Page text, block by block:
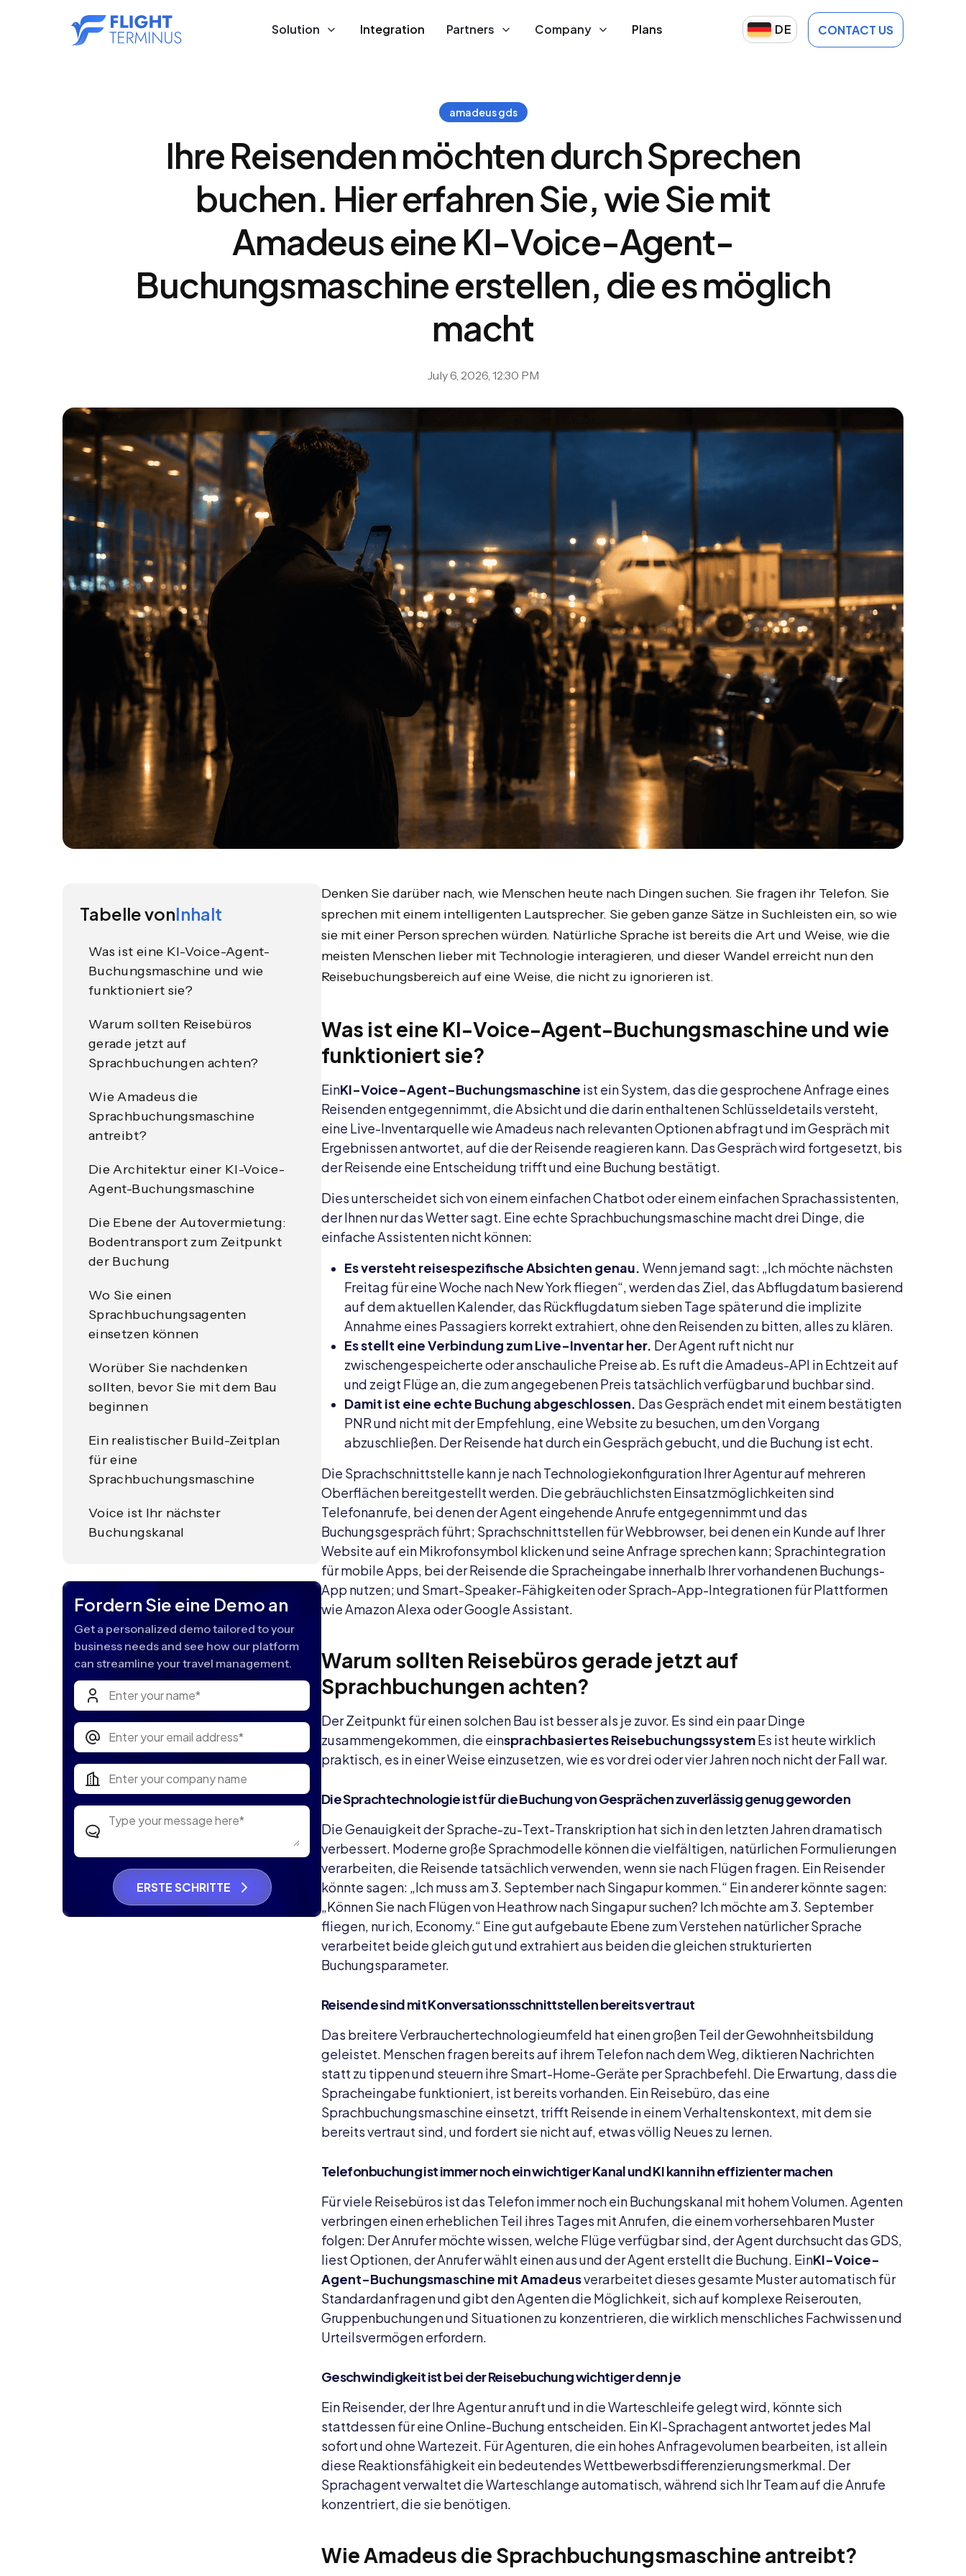
Solution Integration Partners Company Plans DE CONTACT US
amadeus gds
Ihre Reisenden möchten durch Sprechen
buchen. Hier erfahren Sie, wie Sie mit
Amadeus eine KI-Voice-Agent-
Buchungsmaschine erstellen, die es möglich
macht
July 6, 2026, 12:30 PM
Tabelle vonInhalt
Was ist eine KI-Voice-Agent-
Buchungsmaschine und wie
funktioniert sie?
Warum sollten Reisebüros
gerade jetzt auf
Sprachbuchungen achten?
Wie Amadeus die
Sprachbuchungsmaschine
antreibt?
Die Architektur einer KI-Voice-
Agent-Buchungsmaschine
Die Ebene der Autovermietung:
Bodentransport zum Zeitpunkt
der Buchung
Wo Sie einen
Sprachbuchungsagenten
einsetzen können
Worüber Sie nachdenken
sollten, bevor Sie mit dem Bau
beginnen
Ein realistischer Build-Zeitplan
für eine
Sprachbuchungsmaschine
Voice ist Ihr nächster
Buchungskanal
Fordern Sie eine Demo an
Get a personalized demo tailored to your
business needs and see how our platform
can streamline your travel management.
ERSTE SCHRITTE
Denken Sie darüber nach, wie Menschen heute nach Dingen suchen. Sie fragen ihr Telefon. Sie
sprechen mit einem intelligenten Lautsprecher. Sie geben ganze Sätze in Suchleisten ein, so wie
sie mit einer Person sprechen würden. Natürliche Sprache ist bereits die Art und Weise, wie die
meisten Menschen lieber mit Technologie interagieren, und dieser Wandel erreicht nun den
Reisebuchungsbereich auf eine Weise, die nicht zu ignorieren ist.
Was ist eine KI-Voice-Agent-Buchungsmaschine und wie
funktioniert sie?
EinKI-Voice-Agent-Buchungsmaschine ist ein System, das die gesprochene Anfrage eines
Reisenden entgegennimmt, die Absicht und die darin enthaltenen Schlüsseldetails versteht,
eine Live-Inventarquelle wie Amadeus nach relevanten Optionen abfragt und im Gespräch mit
Ergebnissen antwortet, auf die der Reisende reagieren kann. Das Gespräch wird fortgesetzt, bis
der Reisende eine Entscheidung trifft und eine Buchung bestätigt.
Dies unterscheidet sich von einem einfachen Chatbot oder einem einfachen Sprachassistenten,
der Ihnen nur das Wetter sagt. Eine echte Sprachbuchungsmaschine macht drei Dinge, die
einfache Assistenten nicht können:
Es versteht reisespezifische Absichten genau. Wenn jemand sagt: „Ich möchte nächsten
Freitag für eine Woche nach New York fliegen“, werden das Ziel, das Abflugdatum basierend
auf dem aktuellen Kalender, das Rückflugdatum sieben Tage später und die implizite
Annahme eines Passagiers korrekt extrahiert, ohne den Reisenden zu bitten, alles zu klären.
Es stellt eine Verbindung zum Live-Inventar her. Der Agent ruft nicht nur
zwischengespeicherte oder anschauliche Preise ab. Es ruft die Amadeus-API in Echtzeit auf
und zeigt Flüge an, die zum angegebenen Preis tatsächlich verfügbar und buchbar sind.
Damit ist eine echte Buchung abgeschlossen. Das Gespräch endet mit einem bestätigten
PNR und nicht mit der Empfehlung, eine Website zu besuchen, um den Vorgang
abzuschließen. Der Reisende hat durch ein Gespräch gebucht, und die Buchung ist echt.
Die Sprachschnittstelle kann je nach Technologiekonfiguration Ihrer Agentur auf mehreren
Oberflächen bereitgestellt werden. Die gebräuchlichsten Einsatzmöglichkeiten sind
Telefonanrufe, bei denen der Agent eingehende Anrufe entgegennimmt und das
Buchungsgespräch führt; Sprachschnittstellen für Webbrowser, bei denen ein Kunde auf Ihrer
Website auf ein Mikrofonsymbol klicken und seine Anfrage sprechen kann; Sprachintegration
für mobile Apps, bei der Reisende die Spracheingabe innerhalb Ihrer vorhandenen Buchungs-
App nutzen; und Smart-Speaker-Fähigkeiten oder Sprach-App-Integrationen für Plattformen
wie Amazon Alexa oder Google Assistant.
Warum sollten Reisebüros gerade jetzt auf
Sprachbuchungen achten?
Der Zeitpunkt für einen solchen Bau ist besser als je zuvor. Es sind ein paar Dinge
zusammengekommen, die einsprachbasiertes ReisebuchungssystemEs ist heute wirklich
praktisch, es in einer Weise einzusetzen, wie es vor drei oder vier Jahren noch nicht der Fall war.
Die Sprachtechnologie ist für die Buchung von Gesprächen zuverlässig genug geworden
Die Genauigkeit der Sprache-zu-Text-Transkription hat sich in den letzten Jahren dramatisch
verbessert. Moderne große Sprachmodelle können die vielfältigen, natürlichen Formulierungen
verarbeiten, die Reisende tatsächlich verwenden, wenn sie nach Flügen fragen. Ein Reisender
könnte sagen: „Ich muss am 3. September nach Singapur kommen.“ Ein anderer könnte sagen:
„Können Sie nach Flügen von Heathrow nach Singapur suchen? Ich möchte am 3. September
fliegen, nur ich, Economy.“ Eine gut aufgebaute Ebene zum Verstehen natürlicher Sprache
verarbeitet beide gleich gut und extrahiert aus beiden die gleichen strukturierten
Buchungsparameter.
Reisende sind mit Konversationsschnittstellen bereits vertraut
Das breitere Verbrauchertechnologieumfeld hat einen großen Teil der Gewohnheitsbildung
geleistet. Menschen fragen bereits auf ihrem Telefon nach dem Weg, diktieren Nachrichten
statt zu tippen und steuern ihre Smart-Home-Geräte per Sprachbefehl. Die Erwartung, dass die
Spracheingabe funktioniert, ist bereits vorhanden. Ein Reisebüro, das eine
Sprachbuchungsmaschine einsetzt, trifft Reisende in einem Verhaltenskontext, mit dem sie
bereits vertraut sind, und fordert sie nicht auf, etwas völlig Neues zu lernen.
Telefonbuchung ist immer noch ein wichtiger Kanal und KI kann ihn effizienter machen
Für viele Reisebüros ist das Telefon immer noch ein Buchungskanal mit hohem Volumen. Agenten
verbringen einen erheblichen Teil ihres Tages mit Anrufen, die einem vorhersehbaren Muster
folgen: Der Anrufer möchte wissen, welche Flüge verfügbar sind, der Agent durchsucht das GDS,
liest Optionen, der Anrufer wählt einen aus und der Agent erstellt die Buchung. EinKI-Voice-
Agent-Buchungsmaschine mit Amadeusverarbeitet dieses gesamte Muster automatisch für
Standardanfragen und gibt den Agenten die Möglichkeit, sich auf komplexe Reiserouten,
Gruppenbuchungen und Situationen zu konzentrieren, die wirklich menschliches Fachwissen und
Urteilsvermögen erfordern.
Geschwindigkeit ist bei der Reisebuchung wichtiger denn je
Ein Reisender, der Ihre Agentur anruft und in die Warteschleife gelegt wird, könnte sich
stattdessen für eine Online-Buchung entscheiden. Ein KI-Sprachagent antwortet jedes Mal
sofort und ohne Wartezeit. Für Agenturen, die ein hohes Anfragevolumen bearbeiten, ist allein
diese Reaktionsfähigkeit ein bedeutendes Wettbewerbsdifferenzierungsmerkmal. Der
Sprachagent verwaltet die Warteschlange automatisch, während sich Ihr Team auf die Anrufe
konzentriert, die sie benötigen.
Wie Amadeus die Sprachbuchungsmaschine antreibt?